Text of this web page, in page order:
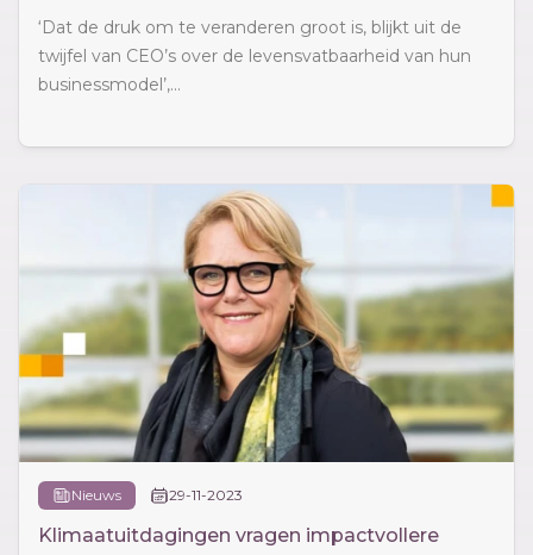
‘Dat de druk om te veranderen groot is, blijkt uit de
twijfel van CEO’s over de levensvatbaarheid van hun
businessmodel’,...
Nieuws 29-11-2023
Klimaatuitdagingen vragen impactvollere